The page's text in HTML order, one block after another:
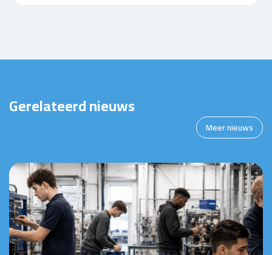
Gerelateerd nieuws
Meer nieuws